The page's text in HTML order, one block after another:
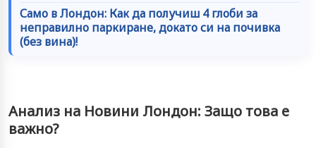
Само в Лондон: Как да получиш 4 глоби за
неправилно паркиране, докато си на почивка
(без вина)!
Анализ на Новини Лондон: Защо това е
важно?